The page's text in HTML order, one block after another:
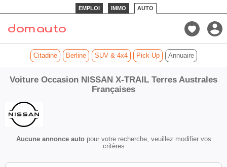
EMPLOI IMMO AUTO
Citadine Berline SUV & 4x4 Pick-Up Annuaire
Voiture Occasion NISSAN X-TRAIL Terres Australes
Françaises
Aucune annonce autopour votre recherche, veuillez modifier vos
critères